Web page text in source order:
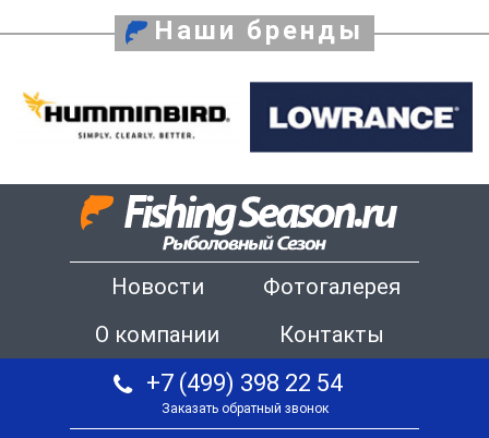
Наши бренды
Новости
Фотогалерея
О компании
Контакты
+7 (499) 398 22 54
Заказать обратный звонок